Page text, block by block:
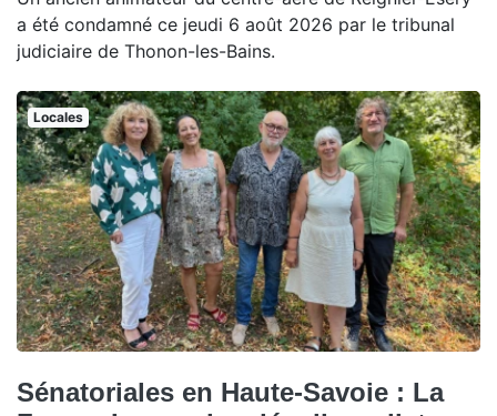
a été condamné ce jeudi 6 août 2026 par le tribunal
judiciaire de Thonon-les-Bains.
Locales
Sénatoriales en Haute-Savoie : La